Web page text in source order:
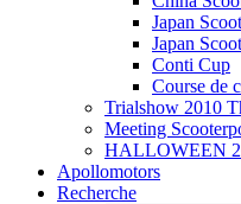
Japan
Japan
Conti Cup
Course de
Trialshow 2010
Meeting
HALLOWEEN
Apollomotors
Recherche